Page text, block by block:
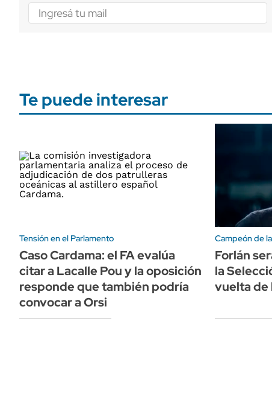
Te puede interesar
Tensión en el Parlamento
Caso Cardama: el FA evalúa
citar a Lacalle Pou y la oposición
responde que también podría
convocar a Orsi
Campeón de
Forlán
la
vuelta de